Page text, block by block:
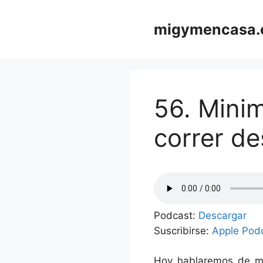
56.
correr
Podcast: Descargar
Suscribirse: Apple
Hoy hablaremos de